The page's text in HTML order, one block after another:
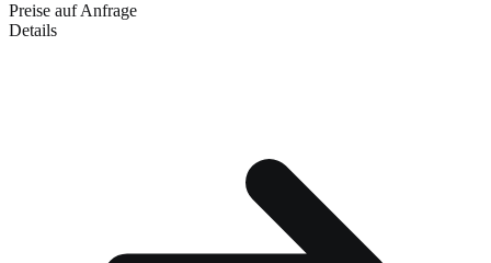
Preise auf Anfrage
Details